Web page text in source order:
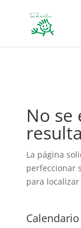
No se
La página
perfeccionar
para
Calendario